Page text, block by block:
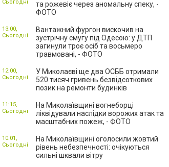
та рожевіє через аномальну спеку, -
ФОТО
Сьогодні
Вантажний фургон вискочив на
зустрічну смугу під Одесою: у ДТП
загинули троє осіб та восьмеро
травмовані, - ФОТО
13:00,
Сьогодні
У Миколаєві ще два ОСББ отримали
520 тисяч гривень безвідсоткових
позик на ремонти будинків
12:00,
Сьогодні
На Миколаївщині вогнеборці
ліквідували наслідки ворожих атак та
масштабних пожеж, - ФОТО
11:15,
Сьогодні
На Миколаївщині оголосили жовтий
рівень небезпечності: очікуються
сильні шквали вітру
10:01,
Сьогодні